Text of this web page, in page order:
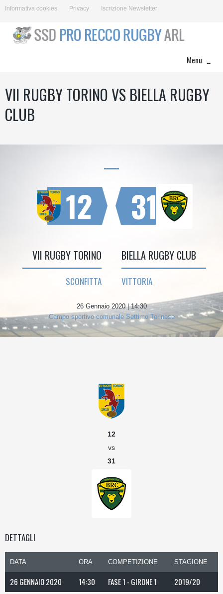
Informativa cookies Privacy Iscrizione Newsletter
Menu ≡
VII RUGBY TORINO VS BIELLA RUGBY
CLUB
12
VII RUGBY TORINO
SCONFITTA
31
BIELLA RUGBY CLUB
VITTORIA
26 Gennaio 2020 | 14:30
Campo sportivo comunale Settimo Torinese
12
vs
31
DETTAGLI
DATA ORA COMPETIZIONE STAGIONE
26 GENNAIO 2020 14:30 FASE 1 - GIRONE 1 2019/20